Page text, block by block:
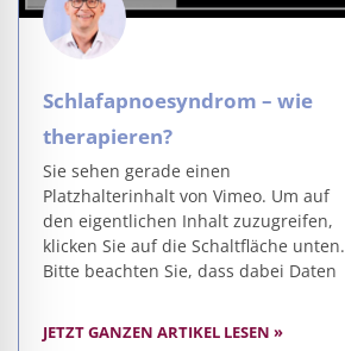
Schlafapnoesyndrom – wie
therapieren?
Sie sehen gerade einen
Platzhalterinhalt von Vimeo. Um auf
den eigentlichen Inhalt zuzugreifen,
klicken Sie auf die Schaltfläche unten.
Bitte beachten Sie, dass dabei Daten
JETZT GANZEN ARTIKEL LESEN »